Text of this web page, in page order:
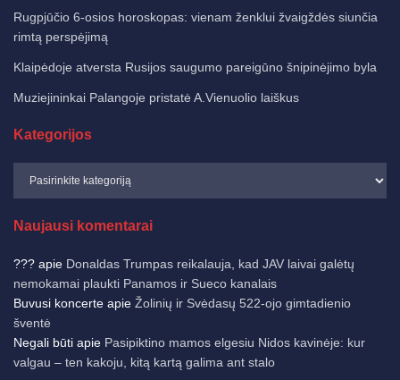
Rugpjūčio 6-osios horoskopas: vienam ženklui žvaigždės siunčia
rimtą perspėjimą
Klaipėdoje atversta Rusijos saugumo pareigūno šnipinėjimo byla
Muziejininkai Palangoje pristatė A.Vienuolio laiškus
Kategorijos
Naujausi komentarai
??? apie Donaldas Trumpas reikalauja, kad JAV laivai galėtų
nemokamai plaukti Panamos ir Sueco kanalais
Buvusi koncerte apie Žolinių ir Svėdasų 522-ojo gimtadienio
šventė
Negali būti apie Pasipiktino mamos elgesiu Nidos kavinėje: kur
valgau – ten kakoju, kitą kartą galima ant stalo